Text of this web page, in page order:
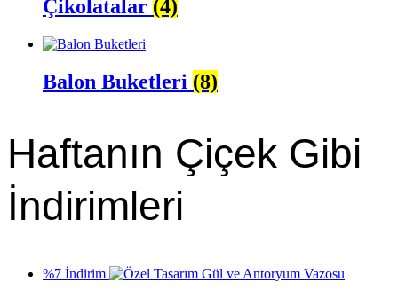
Çikolatalar (4)
Balon Buketleri (8)
Haftanın Çiçek Gibi
İndirimleri
%7 İndirim